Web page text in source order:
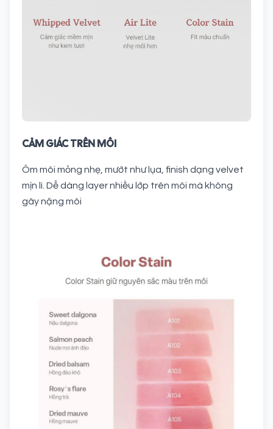
CẢM GIÁC TRÊN MÔI
Ôm môi mỏng nhẹ, mướt như lụa, finish dạng velvet
mịn lì. Dễ dàng layer nhiều lớp trên môi mà không
gây nặng môi